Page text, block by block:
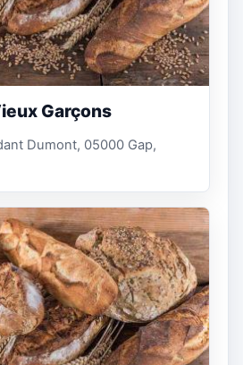
Garçons
Dumont, 05000 Gap,